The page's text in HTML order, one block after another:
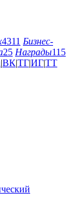
4311 Бизнес-
25 Награды115
|ВК|ТГ|ИГ|ТТ